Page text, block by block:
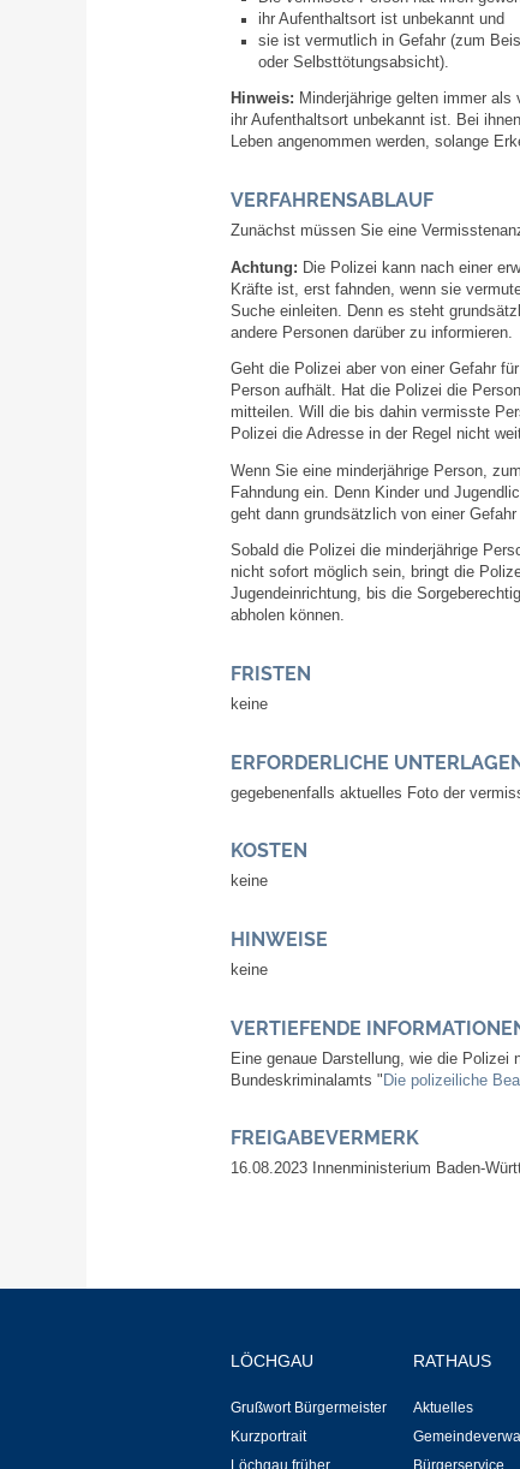
ihr Aufenthaltsort ist unbekannt und
sie ist vermutlich in Gefahr(zum
oder Selbsttötungsabsicht).
Hinweis: Minderjährige gelten immer
ihr Aufenthaltsort unbekannt ist. Bei
Leben angenommen werden, solange
VERFAHRENSABLAUF
Zunächst müssen Sie eine
Achtung: Die Polizei kann nach einer
Kräfte ist, erst fahnden, wenn sie
Suche einleiten. Denn es steht
andere Personen darüber zu informieren.
Geht die Polizei aber von einer Gefahr
Person aufhält. Hat die Polizei die
mitteilen. Will die bis dahin vermisste
Polizei die Adresse in der Regel nicht
Wenn Sie eine minderjährige Person,
Fahndung ein. Denn Kinder und
geht dann grundsätzlich von einer Gefahr
Sobald die Polizei die minderjährige
nicht sofort möglich sein, bringt die
Jugendeinrichtung, bis die
abholen können.
FRISTEN
keine
ERFORDERLICHE
gegebenenfalls aktuelles Foto der
KOSTEN
keine
HINWEISE
keine
VERTIEFENDE
Eine genaue Darstellung, wie die
Bundeskriminalamts " Die polizeiliche
FREIGABEVERMERK
16.08.2023 Innenministerium Baden-
LÖCHGAU
Grußwort Bürgermeister
Kurzportrait
Löchgau früher
RATHAUS
Aktuelles
Bürgerservice